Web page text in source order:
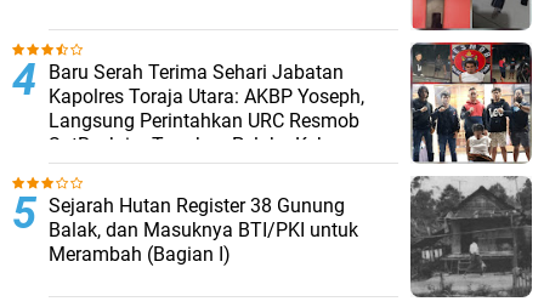
Baru Serah Terima Sehari Jabatan
Kapolres Toraja Utara: AKBP Yoseph,
Langsung Perintahkan URC Resmob
SatReskrim Tangkap Pelaku Kekerasan
Seksual Anak Di Bawah Umur
Sejarah Hutan Register 38 Gunung
Balak, dan Masuknya BTI/PKI untuk
Merambah (Bagian I)